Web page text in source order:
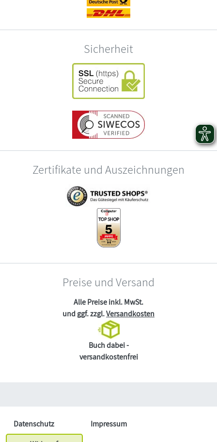
Sicherheit
Zertifikate und Auszeichnungen
Preise und Versand
Alle Preise inkl. MwSt.
und ggf. zzgl.Versandkosten
Buch dabei -
versandkostenfrei
Datenschutz
Impressum